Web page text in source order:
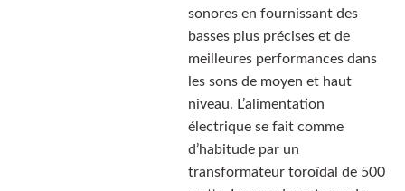
sonores en fournissant des
basses plus précises et de
meilleures performances dans
les sons de moyen et haut
niveau. L’alimentation
électrique se fait comme
d’habitude par un
transformateur toroïdal de 500